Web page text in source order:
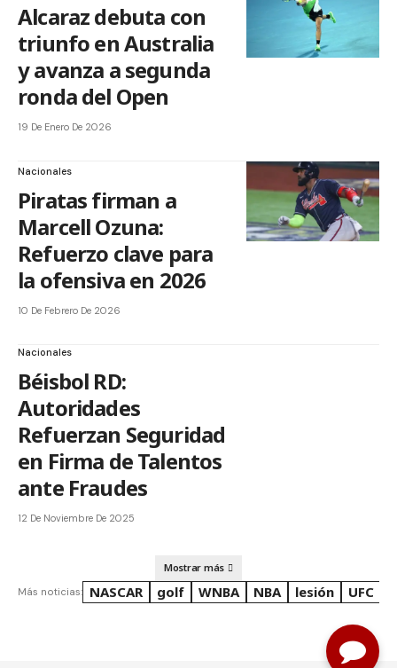
Alcaraz debuta con
triunfo en Australia
y avanza a segunda
ronda del Open
19 De Enero De 2026
Nacionales
Piratas firman a
Marcell Ozuna:
Refuerzo clave para
la ofensiva en 2026
10 De Febrero De 2026
Nacionales
Béisbol RD:
Autoridades
Refuerzan Seguridad
en Firma de Talentos
ante Fraudes
12 De Noviembre De 2025
Mostrar más
Más noticias: NASCAR golf WNBA NBA lesión UFC